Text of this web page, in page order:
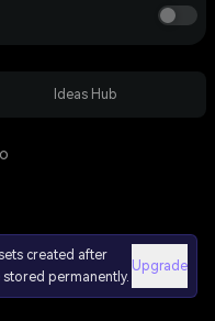
Ideas Hub
created after
permanently.
Upgrade